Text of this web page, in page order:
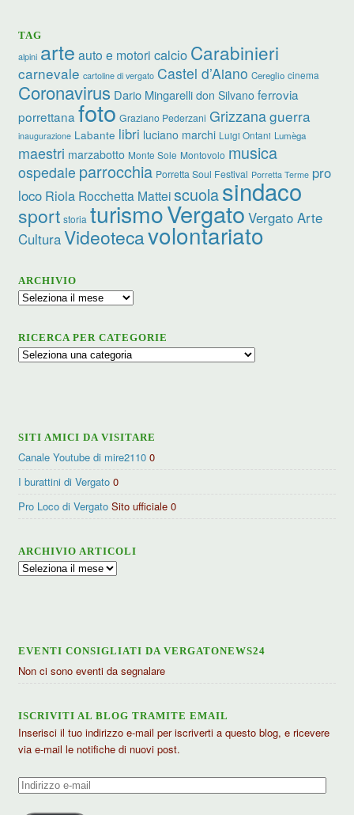
TAG
alpini arte auto e motori calcio Carabinieri
carnevale cartoline di vergato Castel d’Aiano Cereglio cinema
Coronavirus Dario Mingarelli don Silvano ferrovia
porrettana foto Graziano Pederzani Grizzanaguerra
inaugurazione Labante libri luciano marchi Luigi Ontani Lumèga
maestri marzabotto Monte Sole Montovolo musica
ospedale parrocchia Porretta Soul Festival Porretta Terme pro
loco Riola Rocchetta Matteiscuolasindaco
sport storia turismoVergato Vergato Arte
CulturaVideotecavolontariato
ARCHIVIO
Archivio
RICERCA PER CATEGORIE
Ricerca
SITI AMICI DA VISITARE
Canale Youtube di mire2110 0
I burattini di Vergato 0
Pro Loco di Vergato Sito ufficiale 0
ARCHIVIO ARTICOLI
Archivio
EVENTI CONSIGLIATI DA VERGATONEWS24
Non ci sono eventi da segnalare
ISCRIVITI AL BLOG TRAMITE EMAIL
Inserisci il tuo indirizzo e-mail per iscriverti a questo blog, e ricevere
via e-mail le notifiche di nuovi post.
Indirizzo